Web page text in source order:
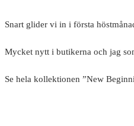
Snart glider vi in i första
Mycket nytt i butikerna och jag
Se hela kollektionen ”New